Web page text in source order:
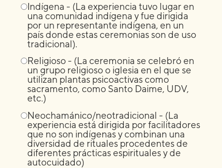
Indígena - (La experiencia tuvo lugar en
una comunidad indígena y fue dirigida
por un representante indígena, en un
país donde estas ceremonias son de uso
tradicional).
Religioso - (La ceremonia se celebró en
un grupo religioso o iglesia en el que se
utilizan plantas psicoactivas como
sacramento, como Santo Daime, UDV,
etc.)
Neochamánico/neotradicional - (La
experiencia está dirigida por facilitadores
que no son indígenas y combinan una
diversidad de rituales procedentes de
diferentes prácticas espirituales y de
autocuidado)